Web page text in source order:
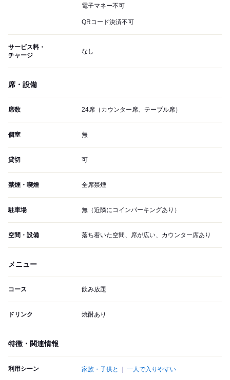
電子マネー不可
QRコード決済不可
サービス料・
チャージ
なし
席・設備
席数 24席（カウンター席、テーブル席）
個室 無
貸切 可
禁煙・喫煙 全席禁煙
駐車場 無（近隣にコインパーキングあり）
空間・設備 落ち着いた空間、席が広い、カウンター席あり
メニュー
コース 飲み放題
ドリンク 焼酎あり
特徴・関連情報
利用シーン 家族・子供と 一人で入りやすい